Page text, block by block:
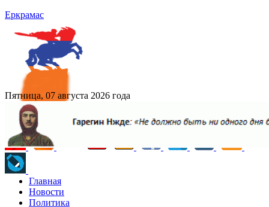
Еркрамас
Пятница, 07 августа 2026 года
Главная
Новости
Политика